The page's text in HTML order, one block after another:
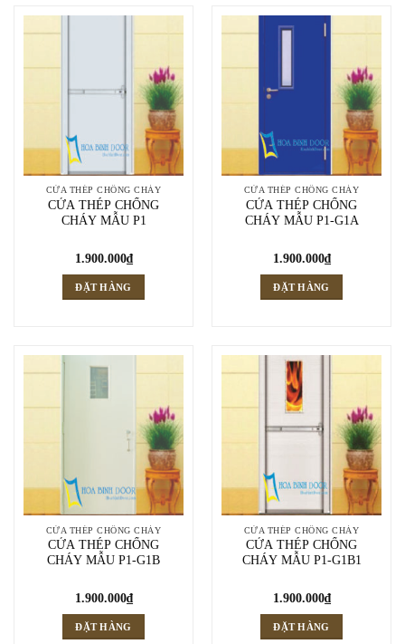
CỬA THÉP CHỐNG CHÁY
CỬA THÉP CHỐNG
CHÁY MẪU P1
1.900.000₫
ĐẶT HÀNG
CỬA THÉP CHỐNG CHÁY
CỬA THÉP CHỐNG
CHÁY MẪU P1-G1A
1.900.000₫
ĐẶT HÀNG
CỬA THÉP CHỐNG CHÁY
CỬA THÉP CHỐNG
CHÁY MẪU P1-G1B
1.900.000₫
ĐẶT HÀNG
CỬA THÉP CHỐNG CHÁY
CỬA THÉP CHỐNG
CHÁY MẪU P1-G1B1
1.900.000₫
ĐẶT HÀNG